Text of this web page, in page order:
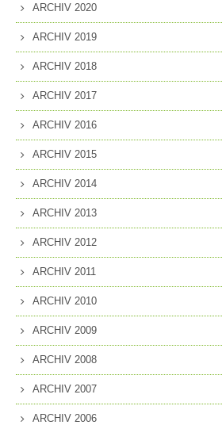
ARCHIV 2020
ARCHIV 2019
ARCHIV 2018
ARCHIV 2017
ARCHIV 2016
ARCHIV 2015
ARCHIV 2014
ARCHIV 2013
ARCHIV 2012
ARCHIV 2011
ARCHIV 2010
ARCHIV 2009
ARCHIV 2008
ARCHIV 2007
ARCHIV 2006